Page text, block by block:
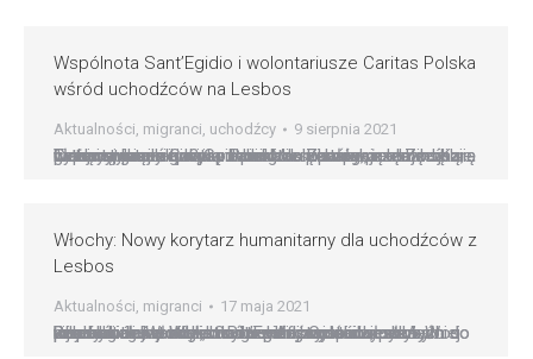
Wspólnota Sant’Egidio i wolontariusze Caritas Polska
wśród uchodźców na Lesbos
Aktualności, migranci, uchodźcy 9 sierpnia 2021
Cztery tysiące ludzi w namiotach i barakach. Zimą marzną, latem cierpią z powodu upałów, często bez bieżącej wody i prądu. Uciekli do Europy przed wojną, głodem, prześladowaniami. Mieszkańcom obozu Kara Tepe na greckiej wyspie Lesbos pomagają wolontariusze Caritas Polska. – Zawsze zadaję sobie pytanie: dlaczego? Co takiego się stało, że znaleźli się w tej sytuacji.…
Włochy: Nowy korytarz humanitarny dla uchodźców z
Lesbos
Aktualności, migranci 17 maja 2021
Po raz kolejny migranci i uchodźcy, którzy wcześniej przebywali w obozie na greckiej wyspie Lesbos, wjechali do Włoch „korytarzem humanitarnym”. W poniedziałek podała to do wiadomości włoska wspólnota katolicka Sant’Egidio. Czterdziestu uchodźców, w większości z Afganistanu, przybyło do Rzymu tego ranka i wkrótce zostanie rozesłanych do kilku regionów Włoch. Przepełniony obóz na Lesbos Ruchy i…